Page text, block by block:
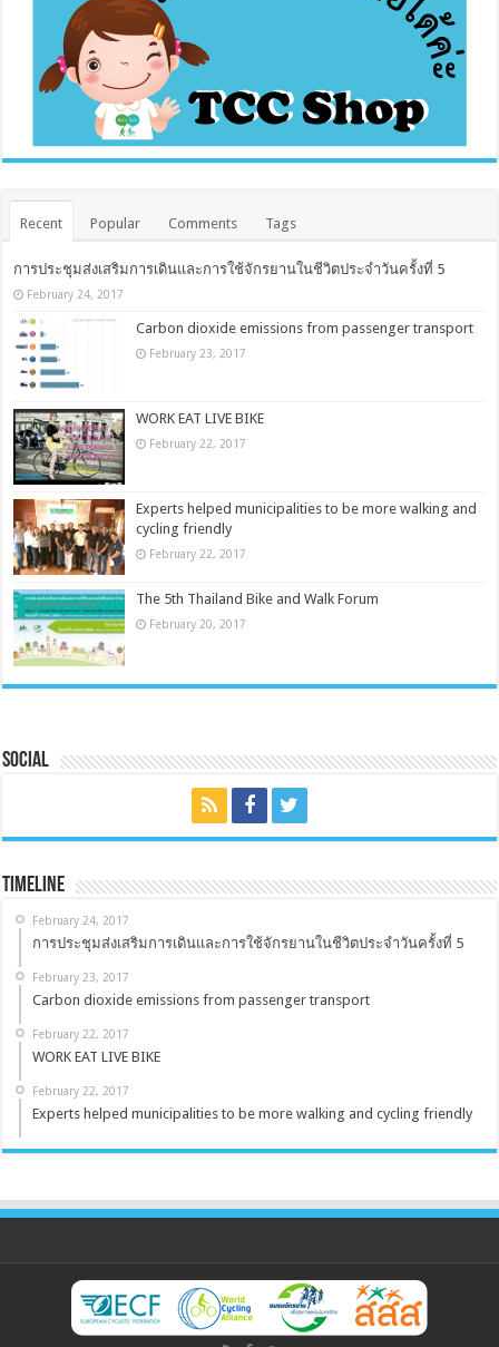
Recent Popular Comments Tags
การประชุมส่งเสริมการเดินและการใช้จักรยานในชีวิตประจำวันครั้งที่ 5
February 24, 2017
Carbon dioxide emissions from passenger transport
February 23, 2017
WORK EAT LIVE BIKE
February 22, 2017
Experts helped municipalities to be more walking and
cycling friendly
February 22, 2017
The 5th Thailand Bike and Walk Forum
February 20, 2017
Social
Timeline
February 24, 2017
การประชุมส่งเสริมการเดินและการใช้จักรยานในชีวิตประจำวันครั้งที่ 5
February 23, 2017
Carbon dioxide emissions from passenger transport
February 22, 2017
WORK EAT LIVE BIKE
February 22, 2017
Experts helped municipalities to be more walking and cycling friendly